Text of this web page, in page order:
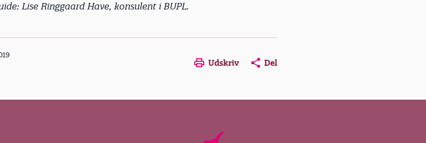
Lise Ringgaard Have, konsulent i BUPL.
Opens in a new window
Opens in a new window
Opens in a new window
Udskriv Del